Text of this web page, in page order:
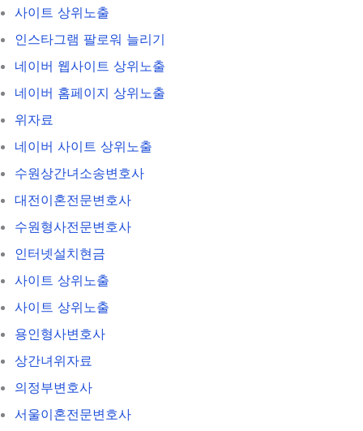
사이트 상위노출
인스타그램 팔로워 늘리기
네이버 웹사이트 상위노출
네이버 홈페이지 상위노출
위자료
네이버 사이트 상위노출
수원상간녀소송변호사
대전이혼전문변호사
수원형사전문변호사
인터넷설치현금
사이트 상위노출
사이트 상위노출
용인형사변호사
상간녀위자료
의정부변호사
서울이혼전문변호사